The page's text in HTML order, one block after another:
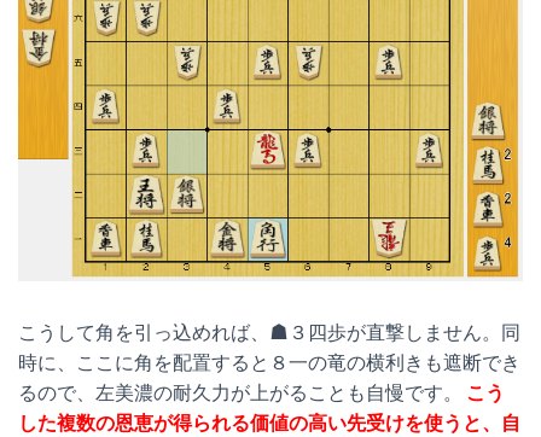
こうして角を引っ込めれば、☗３四歩が直撃しません。同
時に、ここに角を配置すると８一の竜の横利きも遮断でき
るので、左美濃の耐久力が上がることも自慢です。
こう
した複数の恩恵が得られる価値の高い先受けを使うと、自